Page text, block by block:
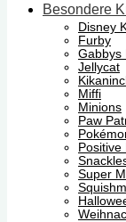
Besondere
Disney
Furby
Gabbys
Jellycat
Miffi
Minions
Paw
Positive
Super